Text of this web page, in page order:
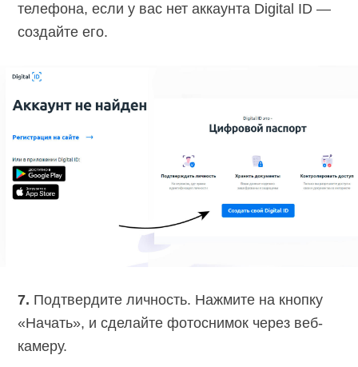
телефона, если у вас нет аккаунта Digital ID —
создайте его.
7. Подтвердите личность. Нажмите на кнопку
«Начать», и сделайте фотоснимок через веб-
камеру.